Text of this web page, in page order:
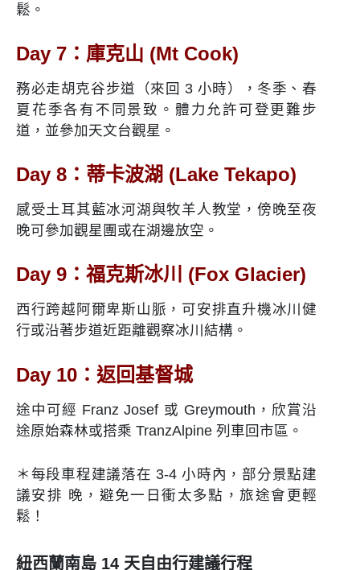
鬆。
Day 7：庫克山 (Mt Cook)
務必走胡克谷步道（來回 3 小時），冬季、春
夏花季各有不同景致。體力允許可登更難步
道，並參加天文台觀星。
Day 8：蒂卡波湖 (Lake Tekapo)
感受土耳其藍冰河湖與牧羊人教堂，傍晚至夜
晚可參加觀星團或在湖邊放空。
Day 9：福克斯冰川 (Fox Glacier)
西行跨越阿爾卑斯山脈，可安排直升機冰川健
行或沿著步道近距離觀察冰川結構。
Day 10：返回基督城
途中可經 Franz Josef 或 Greymouth，欣賞沿
途原始森林或搭乘 TranzAlpine 列車回市區。
＊每段車程建議落在 3-4 小時內，部分景點建
議安排 晚，避免一日衝太多點，旅途會更輕
鬆！
紐西蘭南島 14 天自由行建議行程